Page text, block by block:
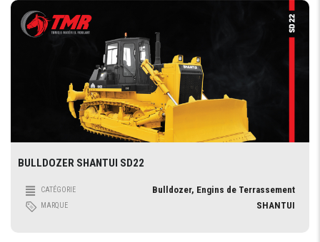
BULLDOZER SHANTUI SD22
CATÉGORIE Bulldozer, Engins de Terrassement
MARQUE SHANTUI